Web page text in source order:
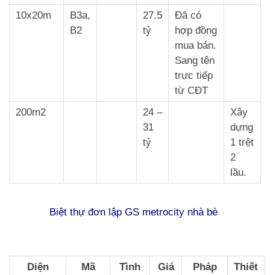
10x20m
B3a,
B2
27.5
tỷ
Đã có
hợp đồng
mua bán.
Sang tên
trực tiếp
từ CĐT
200m2
24 –
31
tỷ
Xây
dựng
1 trệt
2
lầu.
Biệt thự đơn lập GS metrocity nhà bè
Diện
Mã
Tình
Giá
Pháp
Thiết